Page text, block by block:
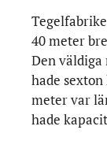
40 meter
Den
hade
meter var
hade